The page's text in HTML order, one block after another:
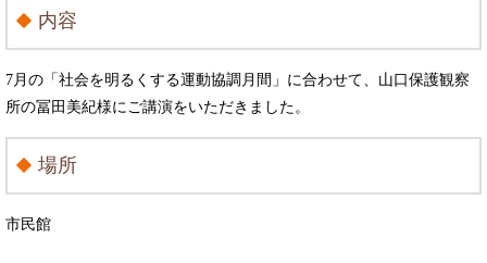
内容
7月の「社会を明るくする運動協調月間」に合わせて、山口保護観察
所の冨田美紀様にご講演をいただきました。
場所
市民館